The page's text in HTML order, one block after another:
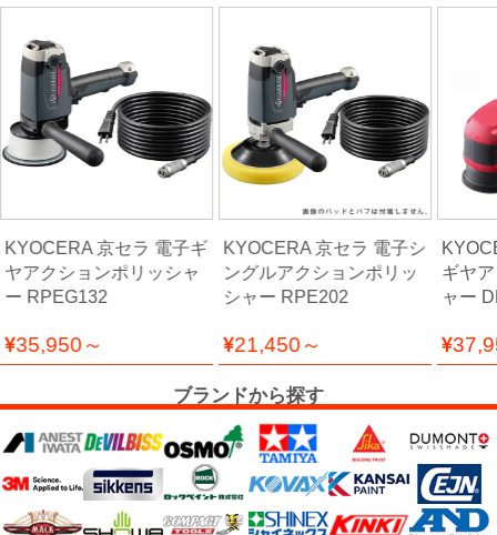
プ
ー
キ
ン
グ・
補
修
ッ
チ・
ォ
ー
KYOCERA 京セラ 電子ギ
ヤアクションポリッシャ
ー RPEG132
35,950～
KYOCERA 京セラ 電子シ
ングルアクションポリッ
シャー RPE202
21,450～
ギヤ
ャー
ブランドから探す